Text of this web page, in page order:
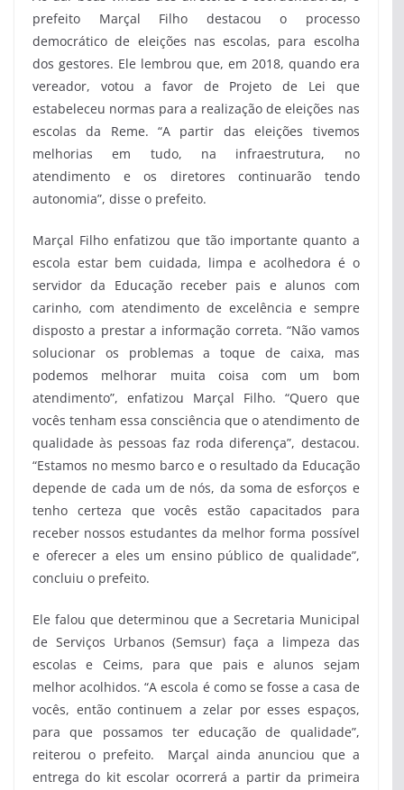
prefeito Marçal Filho destacou o processo
democrático de eleições nas escolas, para escolha
dos gestores. Ele lembrou que, em 2018, quando era
vereador, votou a favor de Projeto de Lei que
estabeleceu normas para a realização de eleições nas
escolas da Reme. “A partir das eleições tivemos
melhorias em tudo, na infraestrutura, no
atendimento e os diretores continuarão tendo
autonomia”, disse o prefeito.
Marçal Filho enfatizou que tão importante quanto a
escola estar bem cuidada, limpa e acolhedora é o
servidor da Educação receber pais e alunos com
carinho, com atendimento de excelência e sempre
disposto a prestar a informação correta. “Não vamos
solucionar os problemas a toque de caixa, mas
podemos melhorar muita coisa com um bom
atendimento”, enfatizou Marçal Filho. “Quero que
vocês tenham essa consciência que o atendimento de
qualidade às pessoas faz roda diferença”, destacou.
“Estamos no mesmo barco e o resultado da Educação
depende de cada um de nós, da soma de esforços e
tenho certeza que vocês estão capacitados para
receber nossos estudantes da melhor forma possível
e oferecer a eles um ensino público de qualidade”,
concluiu o prefeito.
Ele falou que determinou que a Secretaria Municipal
de Serviços Urbanos (Semsur) faça a limpeza das
escolas e Ceims, para que pais e alunos sejam
melhor acolhidos. “A escola é como se fosse a casa de
vocês, então continuem a zelar por esses espaços,
para que possamos ter educação de qualidade”,
reiterou o prefeito. Marçal ainda anunciou que a
entrega do kit escolar ocorrerá a partir da primeira